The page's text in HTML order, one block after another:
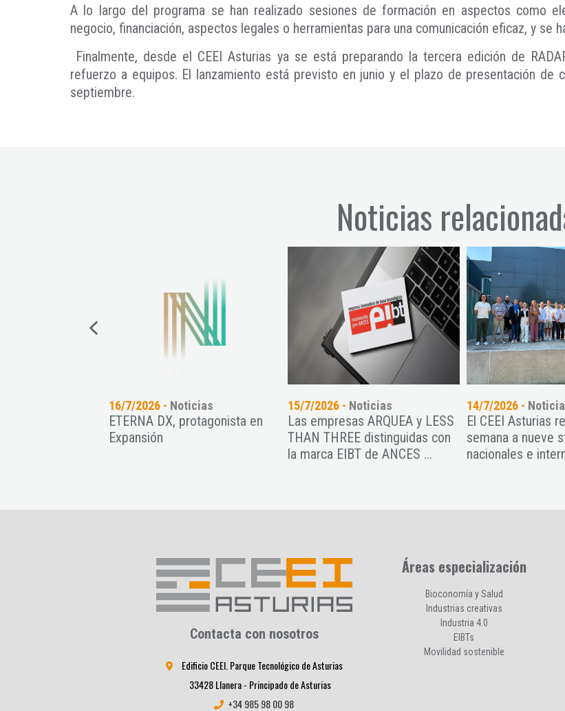
A lo largo del programa se han realizado sesiones de formación en aspectos como
negocio, financiación, aspectos legales o herramientas para una comunicación eficaz, y se
Finalmente, desde el CEEI Asturias ya se está preparando la tercera edición de
refuerzo a equipos. El lanzamiento está previsto en junio y el plazo de presentación de
septiembre.
Noticias
16/7/2026 - Noticias
ETERNA DX, protagonista en
Expansión
15/7/2026 - Noticias
Las empresas ARQUEA y LESS
THAN THREE distinguidas con
la marca EIBT de ANCES ...
14/7/2026 -
El CEEI Asturias
semana a nueve
nacionales e
Contacta con nosotros
Edificio CEEI. Parque Tecnológico de Asturias
33428 Llanera - Principado de Asturias
+34 985 98 00 98
Áreas especialización
Bioconomía y Salud
Industrias creativas
Industria 4.0
EIBTs
Movilidad sostenible